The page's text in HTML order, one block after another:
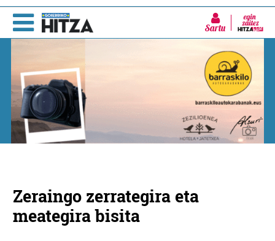
Sartu
Zeraingo zerrategira eta
meategira bisita